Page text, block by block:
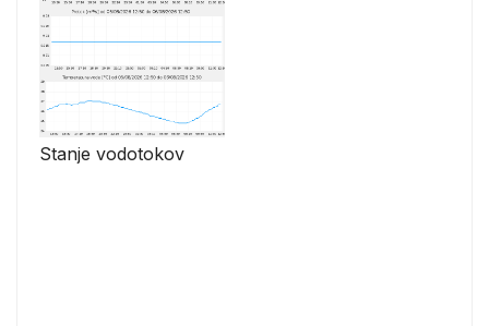
Stanje vodotokov